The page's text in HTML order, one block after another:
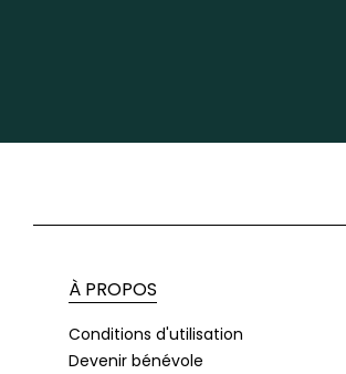
À PROPOS
Conditions d'utilisation
Devenir bénévole